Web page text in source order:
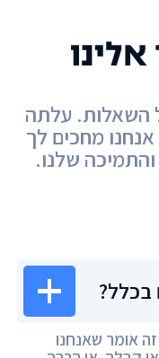
בכלל?
אומר שאנחנו
השאלות. עלתה
מחכים לך
שלנו.